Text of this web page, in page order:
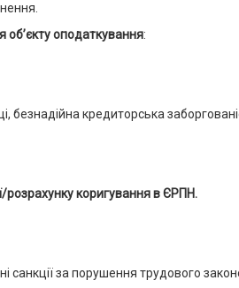
об’єкту оподаткування:
безнадійна кредиторська
коригування в ЄРПН.
за порушення трудового